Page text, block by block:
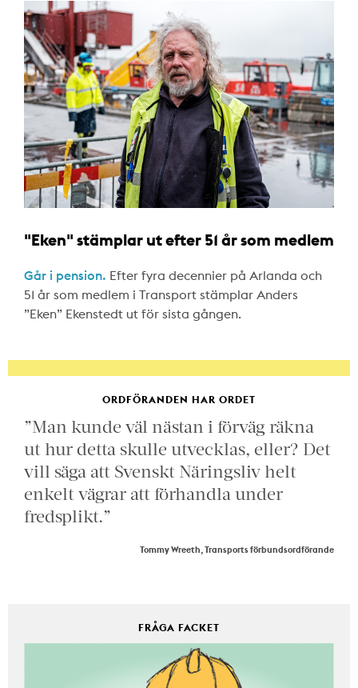
"Eken" stämplar ut efter 51 år som medlem
Går i pension. Efter fyra decennier på Arlanda och
51 år som medlem i Transport stämplar Anders
”Eken” Ekenstedt ut för sista gången.
ORDFÖRANDEN HAR ORDET
”Man kunde väl nästan i förväg räkna
ut hur detta skulle utvecklas, eller? Det
vill säga att Svenskt Näringsliv helt
enkelt vägrar att förhandla under
fredsplikt.”
Tommy Wreeth, Transports förbundsordförande
FRÅGA FACKET